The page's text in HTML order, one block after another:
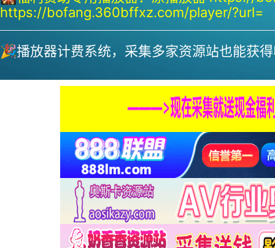
https://bofang.360bffxz.com/player/?url=
🎉播放器计费系统，采集多家资源站也能获